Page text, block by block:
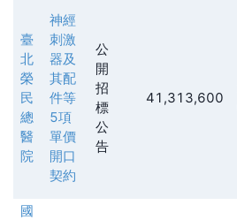
臺
北
榮
民
總
醫
院
神經
刺激
器及
其配
件等
5項
單價
開口
契約
公
開
招
標
公
告
41,313,600
國